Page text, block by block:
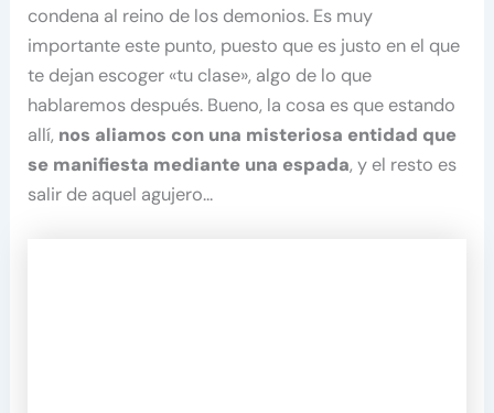
condena al reino de los demonios. Es muy
importante este punto, puesto que es justo en el que
te dejan escoger «tu clase», algo de lo que
hablaremos después. Bueno, la cosa es que estando
allí, nos aliamos con una misteriosa entidad que
se manifiesta mediante una espada, y el resto es
salir de aquel agujero…